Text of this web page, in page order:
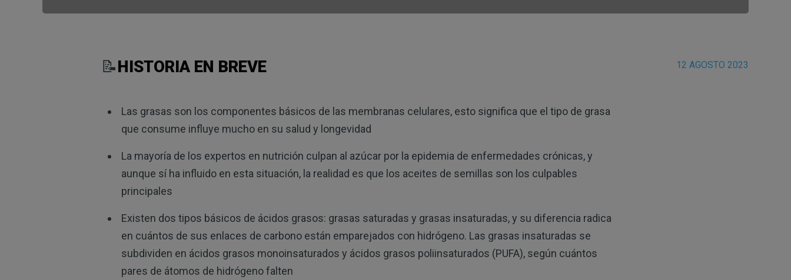
12 AGOSTO 2023
📝HISTORIA EN BREVE
Las grasas son los componentes básicos de las membranas celulares, esto significa que el tipo de grasa
que consume influye mucho en su salud y longevidad
La mayoría de los expertos en nutrición culpan al azúcar por la epidemia de enfermedades crónicas, y
aunque sí ha influido en esta situación, la realidad es que los aceites de semillas son los culpables
principales
Existen dos tipos básicos de ácidos grasos: grasas saturadas y grasas insaturadas, y su diferencia radica
en cuántos de sus enlaces de carbono están emparejados con hidrógeno. Las grasas insaturadas se
subdividen en ácidos grasos monoinsaturados y ácidos grasos poliinsaturados (PUFA), según cuántos
pares de átomos de hidrógeno falten